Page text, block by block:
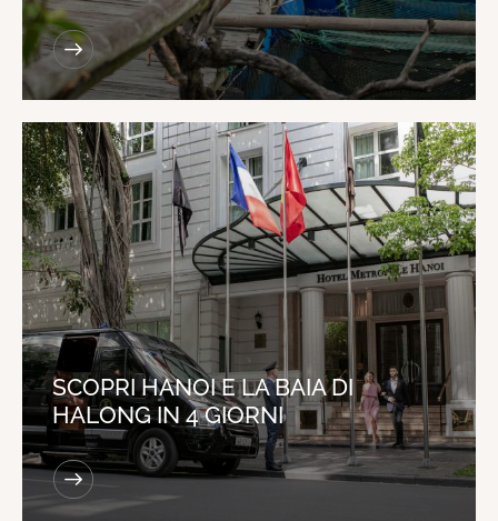
SCOPRI HANOI E LA BAIA DI
HALONG IN 4 GIORNI